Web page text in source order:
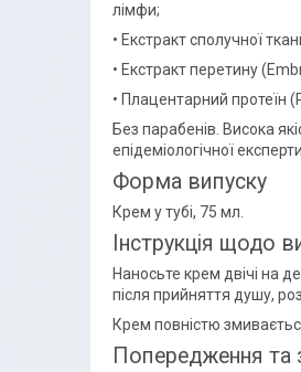
лімфи;
• Екстракт сполучної
• Екстракт перетину
• Плацентарний протеїн
Без парабенів. Висока
епідеміологічної
Форма випуску
Крем у тубі, 75 мл.
Інструкція щодо
Наносьте крем двічі на
після прийняття душу,
Крем повністю
Попередження та